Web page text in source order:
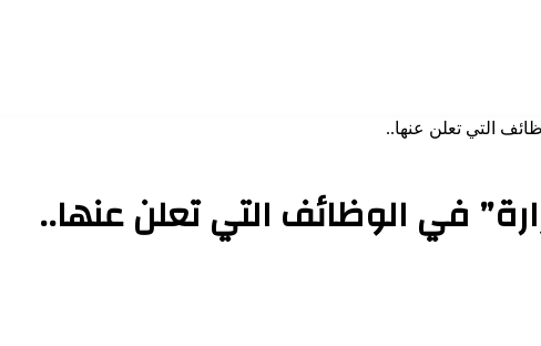
التي تعلن عنها..
في الوظائف التي تعلن عنها..